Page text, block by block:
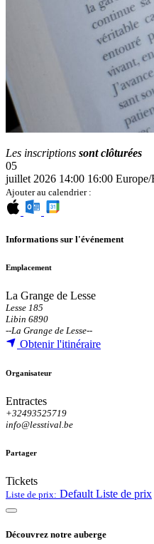
Les inscriptions sont clôturées
05
juillet 2026 14:00 16:00 Europe/
Ajouter au calendrier :
Informations sur l'événement
Emplacement
La Grange de Lesse
Lesse 185
Libin 6890
--La Grange de Lesse--
Obtenir l'itinéraire
Organisateur
Entractes
+32493525719
info@lesstival.be
Partager
Tickets
Liste de prix: Default Liste de prix
Découvrez notre auberge